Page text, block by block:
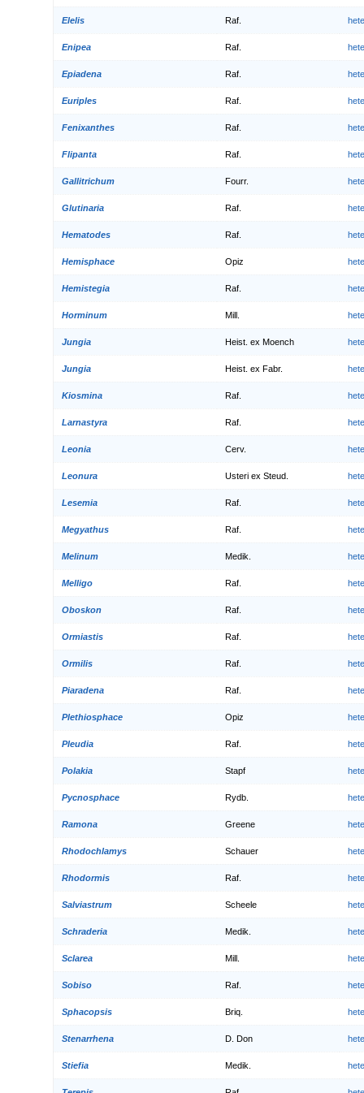
Elelis Raf.
Enipea Raf.
Epiadena Raf.
Euriples Raf.
Fenixanthes Raf.
Flipanta Raf.
Gallitrichum Fourr.
Glutinaria Raf.
Hematodes Raf.
Hemisphace Opiz
Hemistegia Raf.
Horminum Mill.
Jungia Heist. ex Moench
Jungia Heist. ex Fabr.
Kiosmina Raf.
Larnastyra Raf.
Leonia Cerv.
Leonura Usteri ex Steud.
Lesemia Raf.
Megyathus Raf.
Melinum Medik.
Melligo Raf.
Oboskon Raf.
Ormiastis Raf.
Ormilis Raf.
Piaradena Raf.
Plethiosphace Opiz
Pleudia Raf.
Polakia Stapf
Pycnosphace Rydb.
Ramona Greene
Rhodochlamys Schauer
Rhodormis Raf.
Salviastrum Scheele
Schraderia Medik.
Sclarea Mill.
Sobiso Raf.
Sphacopsis Briq.
Stenarrhena D. Don
Stiefia Medik.